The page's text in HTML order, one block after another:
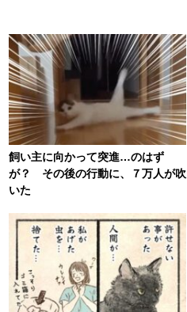
飼い主に向かって突進…のはず
が？ その後の行動に、７万人が吹
いた